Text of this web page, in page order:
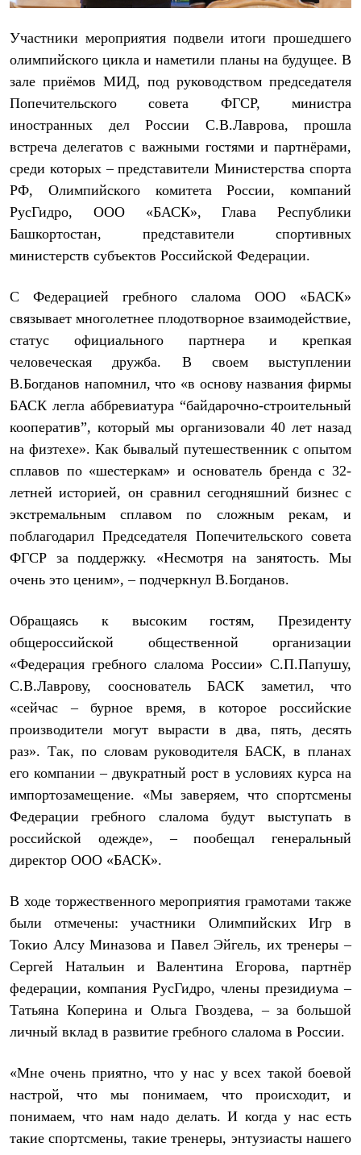
Куртки
Куртки
Лёгкая одежда
Рубашки
Футболки
Брюки
Термобелье
Среднее термобелье
Легкое термобелье
Флисовая одежда
Куртки
Брюки
Детская одежда
Утепленная пухом
Куртки
Брюки
Комбинезоны
Куртки
Лёгкая одежда
Футболки
Брюки
Софтшелл одежда
Куртки
Куртки
Брюки
Жилеты
Комбинезоны
Термобелье
Палатки
Тенты
Аксессуары для палаток
Рюкзаки
Экспедиционные
Легкоходные
Альпинистские
Городские
Спальные мешки
Пуховые
С синтетическим утеплителем
Аксессуары для спальников
Сумки и баулы
Баулы
Кошельки
Гермомешки
Полезные аксессуары
Книги
Еда
Обувь
Женская обувь
Сапоги
Ботинки
Мужская обувь
Сапоги
Гамаши и бахилы
Бахилы
Тапочки и чуни
Участники мероприятия подвели итоги прошедшего
олимпийского цикла и наметили планы на будущее. В
зале приёмов МИД, под руководством председателя
Попечительского совета ФГСР, министра
иностранных дел России С.В.Лаврова, прошла
встреча делегатов с важными гостями и партнёрами,
среди которых – представители Министерства спорта
РФ, Олимпийского комитета России, компаний
РусГидро, ООО «БАСК», Глава Республики
Башкортостан, представители спортивных
министерств субъектов Российской Федерации.
С Федерацией гребного слалома ООО «БАСК»
связывает многолетнее плодотворное взаимодействие,
статус официального партнера и крепкая
человеческая дружба. В своем выступлении
В.Богданов напомнил, что «в основу названия фирмы
БАСК легла аббревиатура “байдарочно-строительный
кооператив”, который мы организовали 40 лет назад
на физтехе». Как бывалый путешественник с опытом
сплавов по «шестеркам» и основатель бренда с 32-
летней историей, он сравнил сегодняшний бизнес с
экстремальным сплавом по сложным рекам, и
поблагодарил Председателя Попечительского совета
ФГСР за поддержку. «Несмотря на занятость. Мы
очень это ценим», – подчеркнул В.Богданов.
Обращаясь к высоким гостям, Президенту
общероссийской общественной организации
«Федерация гребного слалома России» С.П.Папушу,
С.В.Лаврову, сооснователь БАСК заметил, что
«сейчас – бурное время, в которое российские
производители могут вырасти в два, пять, десять
раз». Так, по словам руководителя БАСК, в планах
его компании – двукратный рост в условиях курса на
импортозамещение. «Мы заверяем, что спортсмены
Федерации гребного слалома будут выступать в
российской одежде», – пообещал генеральный
директор ООО «БАСК».
В ходе торжественного мероприятия грамотами также
были отмечены: участники Олимпийских Игр в
Токио Алсу Миназова и Павел Эйгель, их тренеры –
Сергей Натальин и Валентина Егорова, партнёр
федерации, компания РусГидро, члены президиума –
Татьяна Коперина и Ольга Гвоздева, – за большой
личный вклад в развитие гребного слалома в России.
«Мне очень приятно, что у нас у всех такой боевой
настрой, что мы понимаем, что происходит, и
понимаем, что нам надо делать. И когда у нас есть
такие спортсмены, такие тренеры, энтузиасты нашего